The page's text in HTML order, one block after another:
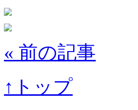
« 前の記事
↑トップ